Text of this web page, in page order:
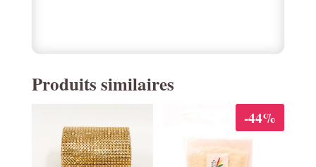
Produits similaires
-44%